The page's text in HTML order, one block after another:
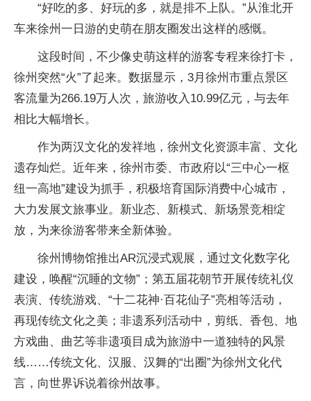
“好吃的多、好玩的多，就是排不上队。”从淮北开
车来徐州一日游的史萌在朋友圈发出这样的感慨。
这段时间，不少像史萌这样的游客专程来徐打卡，
徐州突然“火”了起来。数据显示，3月徐州市重点景区
客流量为266.19万人次，旅游收入10.99亿元，与去年
相比大幅增长。
作为两汉文化的发祥地，徐州文化资源丰富、文化
遗存灿烂。近年来，徐州市委、市政府以“三中心一枢
纽一高地”建设为抓手，积极培育国际消费中心城市，
大力发展文旅事业。新业态、新模式、新场景竞相绽
放，为来徐游客带来全新体验。
徐州博物馆推出AR沉浸式观展，通过文化数字化
建设，唤醒“沉睡的文物”；第五届花朝节开展传统礼仪
表演、传统游戏、“十二花神·百花仙子”亮相等活动，
再现传统文化之美；非遗系列活动中，剪纸、香包、地
方戏曲、曲艺等非遗项目成为旅游中一道独特的风景
线……传统文化、汉服、汉舞的“出圈”为徐州文化代
言，向世界诉说着徐州故事。